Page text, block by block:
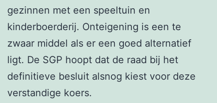
gezinnen met een speeltuin en
kinderboerderij. Onteigening is een te
zwaar middel als er een goed alternatief
ligt. De SGP hoopt dat de raad bij het
definitieve besluit alsnog kiest voor deze
verstandige koers.